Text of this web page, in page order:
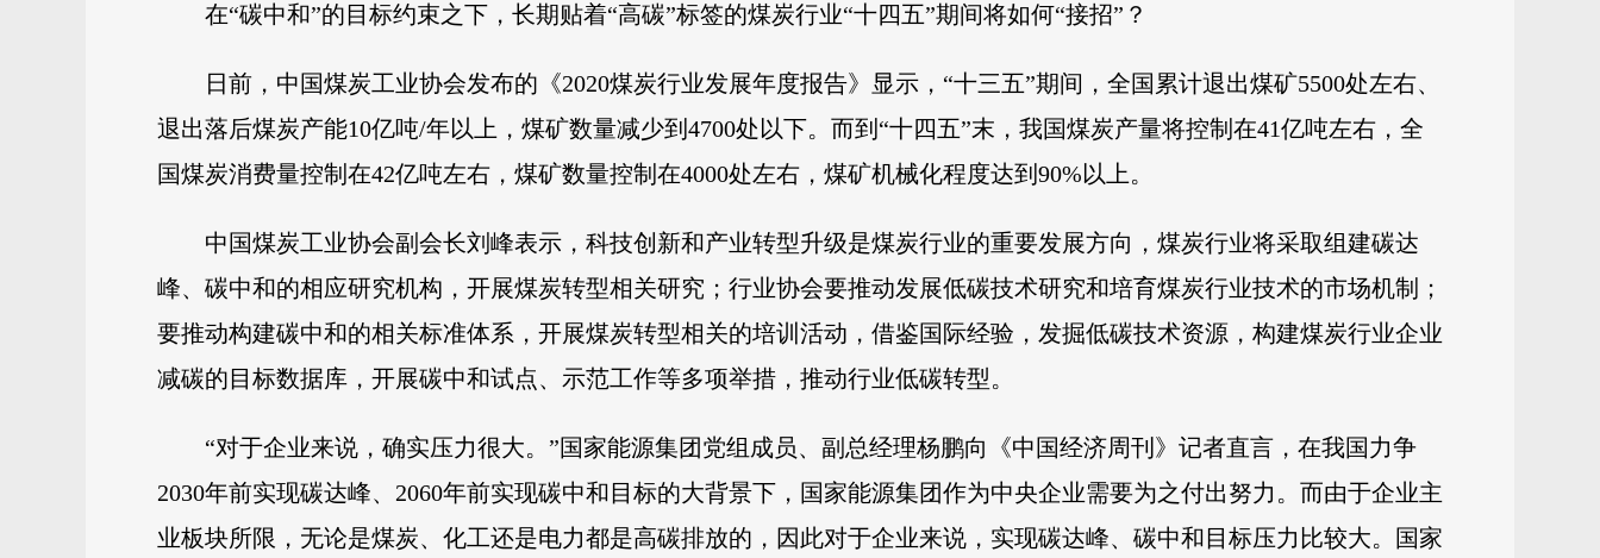
在“碳中和”的目标约束之下，长期贴着“高碳”标签的煤炭行业“十四五”期间将如何“接招”？
日前，中国煤炭工业协会发布的《2020煤炭行业发展年度报告》显示，“十三五”期间，全国累计退出煤矿5500处左右、
退出落后煤炭产能10亿吨/年以上，煤矿数量减少到4700处以下。而到“十四五”末，我国煤炭产量将控制在41亿吨左右，全
国煤炭消费量控制在42亿吨左右，煤矿数量控制在4000处左右，煤矿机械化程度达到90%以上。
中国煤炭工业协会副会长刘峰表示，科技创新和产业转型升级是煤炭行业的重要发展方向，煤炭行业将采取组建碳达
峰、碳中和的相应研究机构，开展煤炭转型相关研究；行业协会要推动发展低碳技术研究和培育煤炭行业技术的市场机制；
要推动构建碳中和的相关标准体系，开展煤炭转型相关的培训活动，借鉴国际经验，发掘低碳技术资源，构建煤炭行业企业
减碳的目标数据库，开展碳中和试点、示范工作等多项举措，推动行业低碳转型。
“对于企业来说，确实压力很大。”国家能源集团党组成员、副总经理杨鹏向《中国经济周刊》记者直言，在我国力争
2030年前实现碳达峰、2060年前实现碳中和目标的大背景下，国家能源集团作为中央企业需要为之付出努力。而由于企业主
业板块所限，无论是煤炭、化工还是电力都是高碳排放的，因此对于企业来说，实现碳达峰、碳中和目标压力比较大。国家